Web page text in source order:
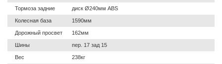
Тормоза задние
Колесная база
Дорожный просвет
Шины
Вес
диск Ø240мм ABS
1590мм
162мм
пер. 17 зад 15
238кг